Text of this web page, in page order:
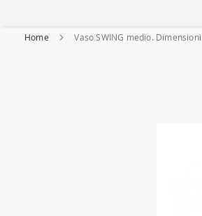
Home Vaso SWING medio.